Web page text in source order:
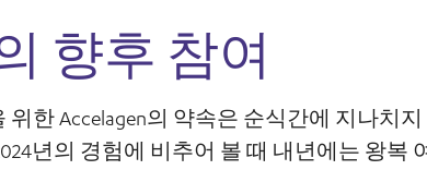
향후 참여
한 Accelagen의 약속은 순식간에 지나치
년의 경험에 비추어 볼 때 내년에는 왕복